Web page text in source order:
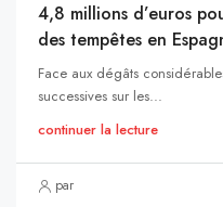
4,8 millions d’euros
des tempêtes en
Face aux dégâts
successives sur les...
continuer la lecture
par